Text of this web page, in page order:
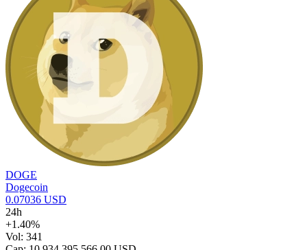
DOGE
Dogecoin
0.07036 USD
24h
+1.40%
Vol: 341